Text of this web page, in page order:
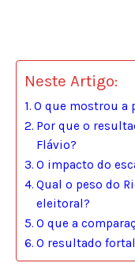
Neste Artigo:
O que mostrou a
Por que o
Flávio?
O impacto do
Qual o peso do
eleitoral?
O que a
O resultado